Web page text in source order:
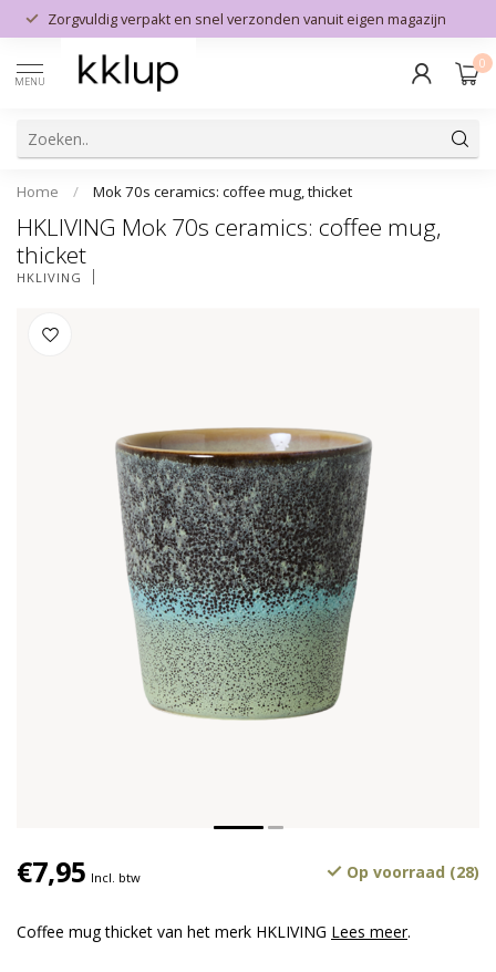
Zorgvuldig verpakt en snel verzonden vanuit eigen magazijn
MENU
0
Home / Mok 70s ceramics: coffee mug, thicket
HKLIVING Mok 70s ceramics: coffee mug,
thicket
HKLIVING
€7,95 Incl. btw Op voorraad (28)
Coffee mug thicket van het merk HKLIVING Lees meer.